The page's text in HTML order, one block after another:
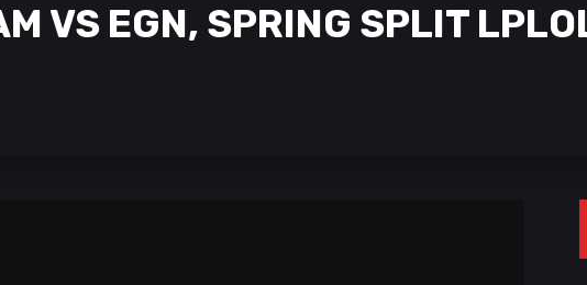
VS EGN, SPRING SPLIT